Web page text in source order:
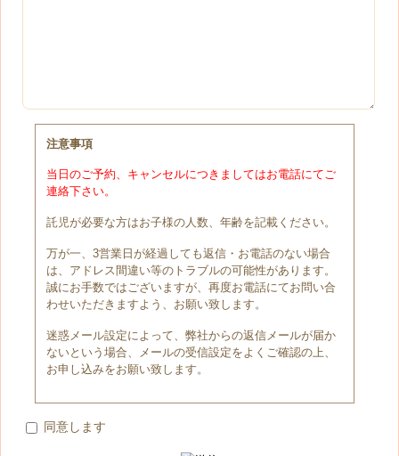
注意事項
当日のご予約、キャンセルにつきましてはお電話にてご
連絡下さい。
託児が必要な方はお子様の人数、年齢を記載ください。
万が一、3営業日が経過しても返信・お電話のない場合
は、アドレス間違い等のトラブルの可能性があります。
誠にお手数ではございますが、再度お電話にてお問い合
わせいただきますよう、お願い致します。
迷惑メール設定によって、弊社からの返信メールが届か
ないという場合、メールの受信設定をよくご確認の上、
お申し込みをお願い致します。
同意します